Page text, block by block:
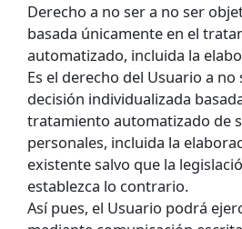
Derecho a no ser a no ser
basada únicamente en el
automatizado, incluida la
Es el derecho del Usuario a
decisión individualizada
tratamiento automatizado de
personales, incluida la
existente salvo que la
establezca lo contrario.
Así pues, el Usuario podrá